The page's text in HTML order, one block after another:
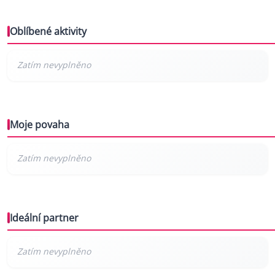
Oblíbené aktivity
Moje povaha
Ideální partner